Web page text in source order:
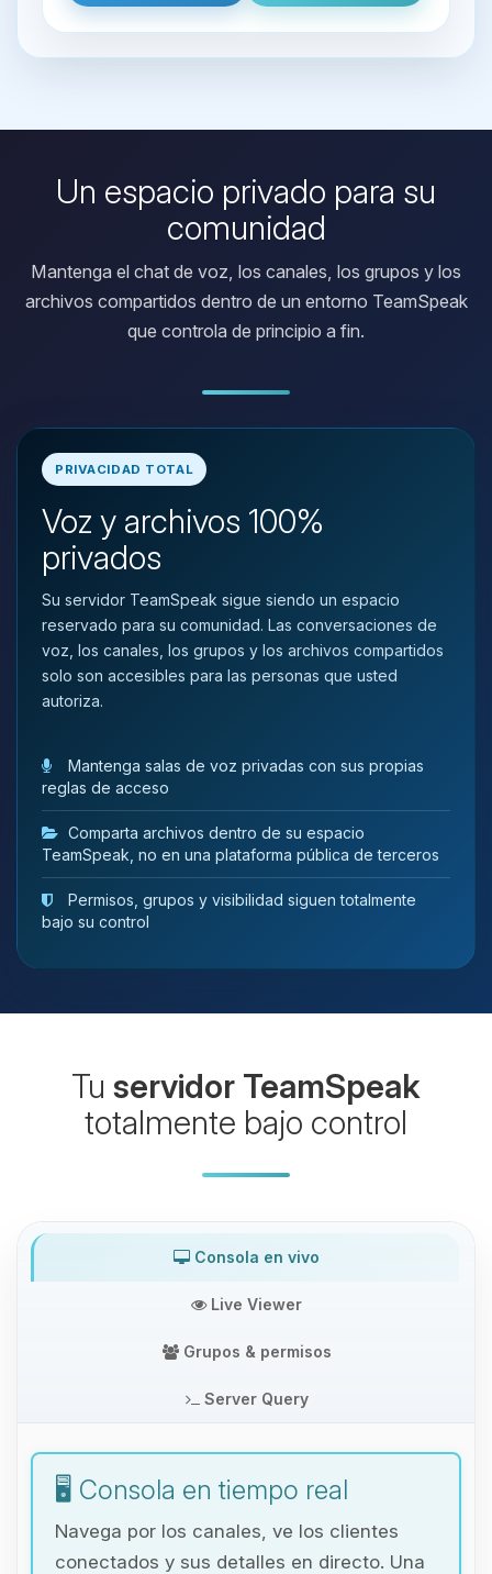
Un espacio privado para su
comunidad
Mantenga el chat de voz, los canales, los grupos y los
archivos compartidos dentro de un entorno TeamSpeak
que controla de principio a fin.
PRIVACIDAD TOTAL
Voz y archivos 100%
privados
Su servidor TeamSpeak sigue siendo un espacio
reservado para su comunidad. Las conversaciones de
voz, los canales, los grupos y los archivos compartidos
solo son accesibles para las personas que usted
autoriza.
Mantenga salas de voz privadas con sus propias
reglas de acceso
Comparta archivos dentro de su espacio
TeamSpeak, no en una plataforma pública de terceros
Permisos, grupos y visibilidad siguen totalmente
bajo su control
Tu servidor TeamSpeak
totalmente bajo control
Consola en vivo
Live Viewer
Grupos & permisos
Server Query
🖥️ Consola en tiempo real
Navega por los canales, ve los clientes
conectados y sus detalles en directo. Una
Yupi, por fin alguien con quien
hablar! Soy Choupy, tu pequeno
asistente de BoxToPlay. Cuentame
que necesitas y moveré mis
pequenos circuitos para ayudarte.
07/08/2026 09:31